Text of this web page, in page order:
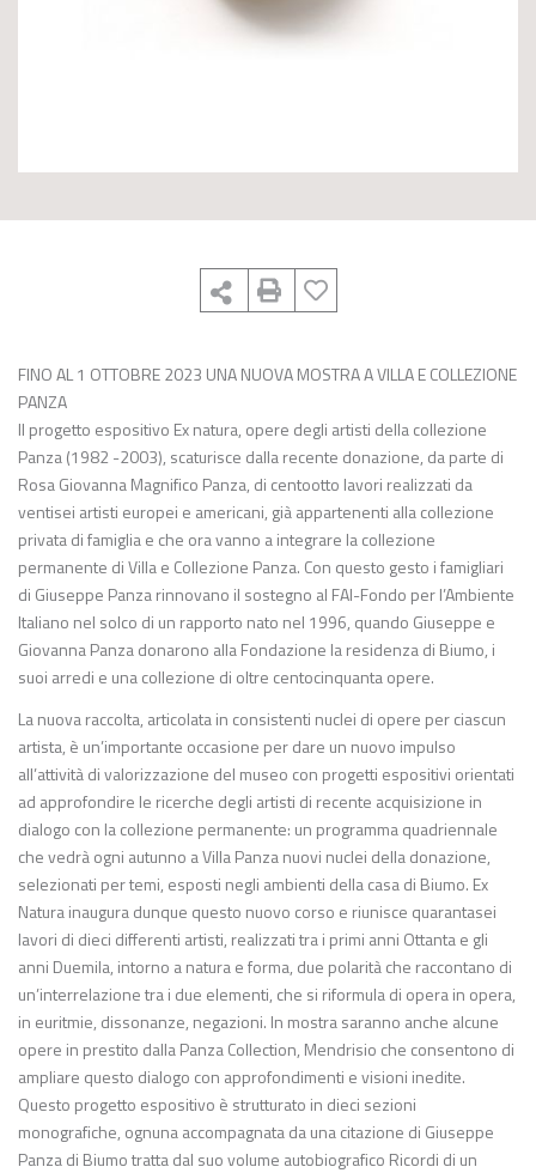
FINO AL 1 OTTOBRE 2023 UNA NUOVA MOSTRA A VILLA E COLLEZIONE
PANZA
Il progetto espositivo Ex natura, opere degli artisti della collezione
Panza (1982 -2003), scaturisce dalla recente donazione, da parte di
Rosa Giovanna Magnifico Panza, di centootto lavori realizzati da
ventisei artisti europei e americani, già appartenenti alla collezione
privata di famiglia e che ora vanno a integrare la collezione
permanente di Villa e Collezione Panza. Con questo gesto i famigliari
di Giuseppe Panza rinnovano il sostegno al FAI-Fondo per l’Ambiente
Italiano nel solco di un rapporto nato nel 1996, quando Giuseppe e
Giovanna Panza donarono alla Fondazione la residenza di Biumo, i
suoi arredi e una collezione di oltre centocinquanta opere.
La nuova raccolta, articolata in consistenti nuclei di opere per ciascun
artista, è un’importante occasione per dare un nuovo impulso
all’attività di valorizzazione del museo con progetti espositivi orientati
ad approfondire le ricerche degli artisti di recente acquisizione in
dialogo con la collezione permanente: un programma quadriennale
che vedrà ogni autunno a Villa Panza nuovi nuclei della donazione,
selezionati per temi, esposti negli ambienti della casa di Biumo. Ex
Natura inaugura dunque questo nuovo corso e riunisce quarantasei
lavori di dieci differenti artisti, realizzati tra i primi anni Ottanta e gli
anni Duemila, intorno a natura e forma, due polarità che raccontano di
un’interrelazione tra i due elementi, che si riformula di opera in opera,
in euritmie, dissonanze, negazioni. In mostra saranno anche alcune
opere in prestito dalla Panza Collection, Mendrisio che consentono di
ampliare questo dialogo con approfondimenti e visioni inedite.
Questo progetto espositivo è strutturato in dieci sezioni
monografiche, ognuna accompagnata da una citazione di Giuseppe
Panza di Biumo tratta dal suo volume autobiografico Ricordi di un